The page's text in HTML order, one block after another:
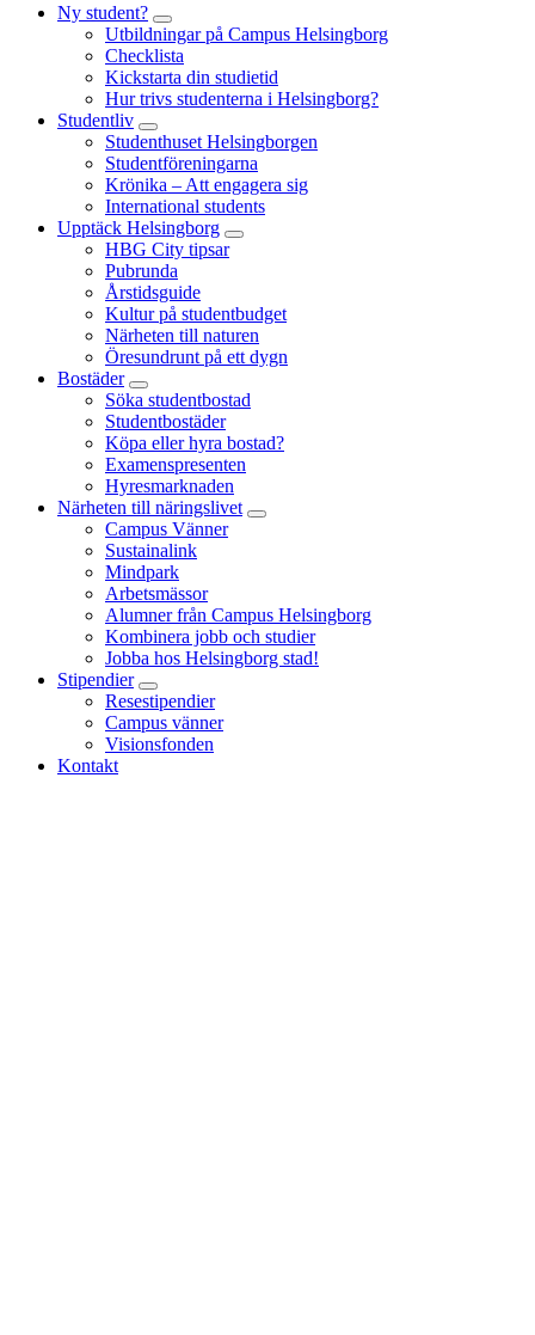
Ny student?
Utbildningar på Campus Helsingborg
Checklista
Kickstarta din studietid
Hur trivs studenterna i Helsingborg?
Studentliv
Studenthuset Helsingborgen
Studentföreningarna
Krönika – Att engagera sig
International students
Upptäck Helsingborg
HBG City tipsar
Pubrunda
Årstidsguide
Kultur på studentbudget
Närheten till naturen
Öresundrunt på ett dygn
Bostäder
Söka studentbostad
Studentbostäder
Köpa eller hyra bostad?
Examenspresenten
Hyresmarknaden
Närheten till näringslivet
Campus Vänner
Sustainalink
Mindpark
Arbetsmässor
Alumner från Campus Helsingborg
Kombinera jobb och studier
Jobba hos Helsingborg stad!
Stipendier
Resestipendier
Campus vänner
Visionsfonden
Kontakt